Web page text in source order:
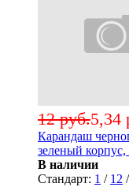
5,34
12 руб.
Карандаш
зеленый корпус,
В наличии
Стандарт: 1 / 12 /